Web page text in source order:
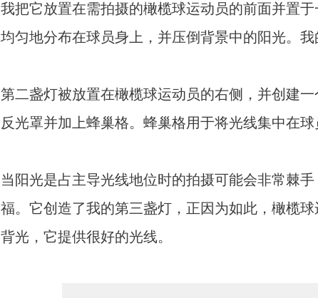
我把它放置在需拍摄的橄榄球运动员的前面并置
均匀地分布在球员身上，并压倒背景中的阳光。我
第二盏灯被放置在橄榄球运动员的右侧，并创建
反光罩并加上蜂巢格。蜂巢格用于将光线集中在
当阳光是占主导光线地位时的拍摄可能会非常棘
福。它创造了我的第三盏灯，正因为如此，橄榄
背光，它提供很好的光线。